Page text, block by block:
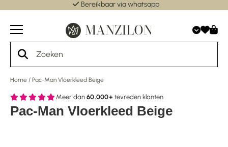
Bereikbaar via whatsapp
Home / Pac-Man Vloerkleed Beige
Meer dan 60.000+ tevreden klanten
Pac-Man Vloerkleed Beige